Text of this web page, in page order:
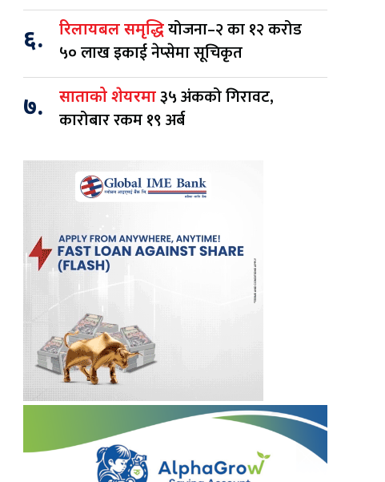
६. रिलायबल समृद्धियोजना–२ का १२ करोड
५० लाख इकाई नेप्सेमा सूचिकृत
७. साताको शेयरमा३५ अंकको गिरावट,
कारोबार रकम १९ अर्ब